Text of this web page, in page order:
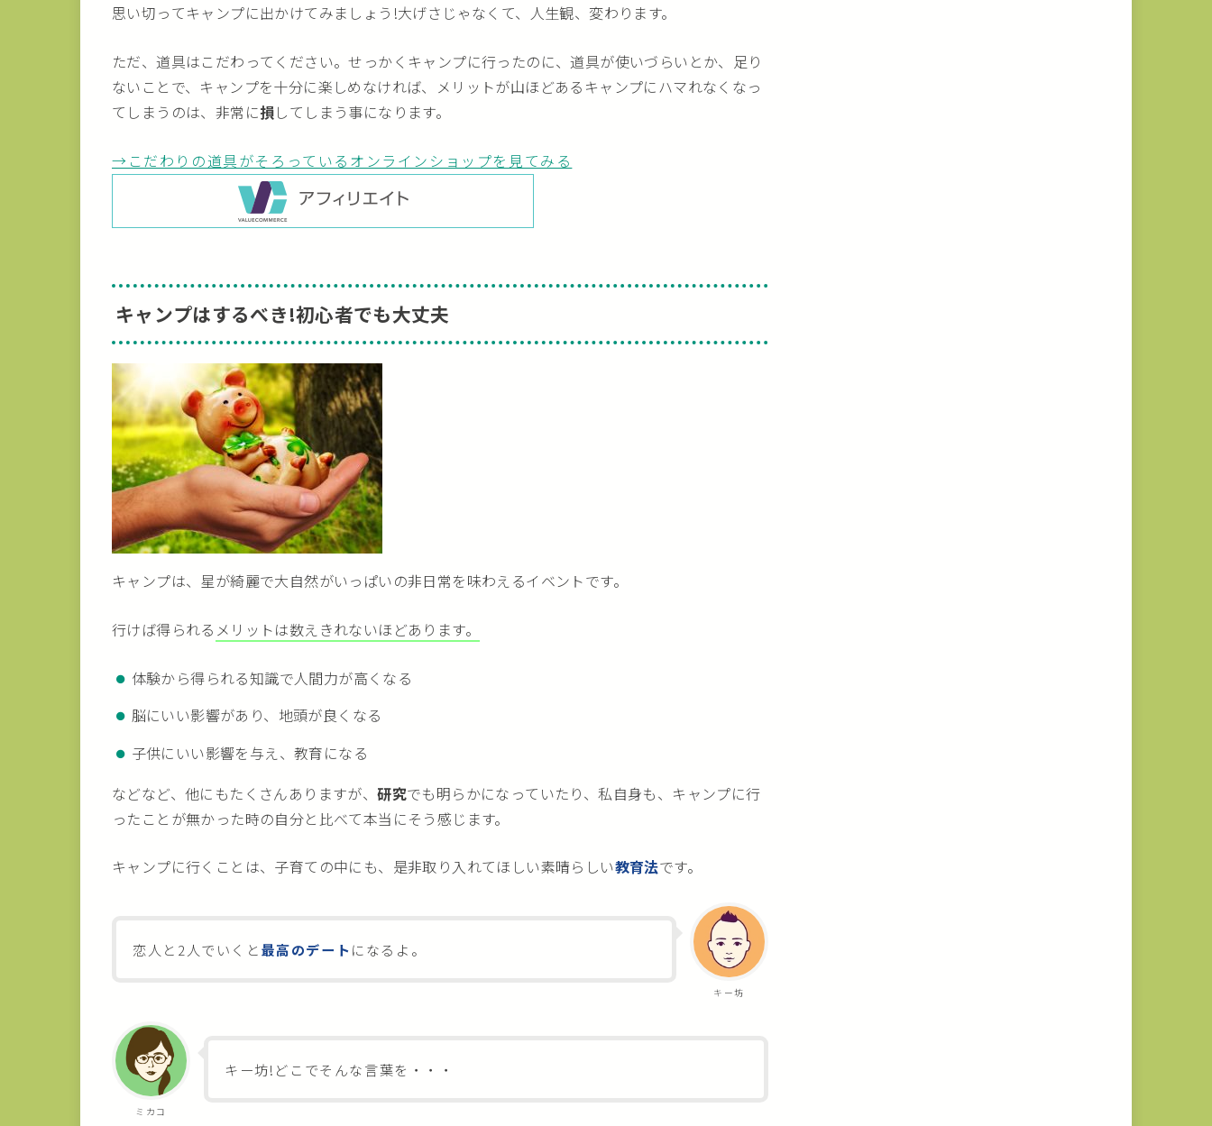
思い切ってキャンプに出かけてみましょう!大げさじゃなくて、人生観、変わります。
ただ、道具はこだわってください。せっかくキャンプに行ったのに、道具が使いづらいとか、足り
ないことで、キャンプを十分に楽しめなければ、メリットが山ほどあるキャンプにハマれなくなっ
てしまうのは、非常に損してしまう事になります。
→こだわりの道具がそろっているオンラインショップを見てみる
キャンプはするべき!初心者でも大丈夫
キャンプは、星が綺麗で大自然がいっぱいの非日常を味わえるイベントです。
行けば得られる メリットは数えきれないほどあります。
体験から得られる知識で人間力が高くなる
脳にいい影響があり、地頭が良くなる
子供にいい影響を与え、教育になる
などなど、他にもたくさんありますが、研究でも明らかになっていたり、私自身も、キャンプに行
ったことが無かった時の自分と比べて本当にそう感じます。
キャンプに行くことは、子育ての中にも、是非取り入れてほしい素晴らしい教育法です。
キー坊
恋人と2人でいくと 最高のデートになるよ。
ミカコ
キー坊!どこでそんな言葉を・・・